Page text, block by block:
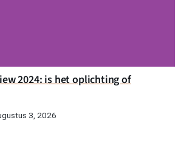
2024: is het oplichting of
3, 2026